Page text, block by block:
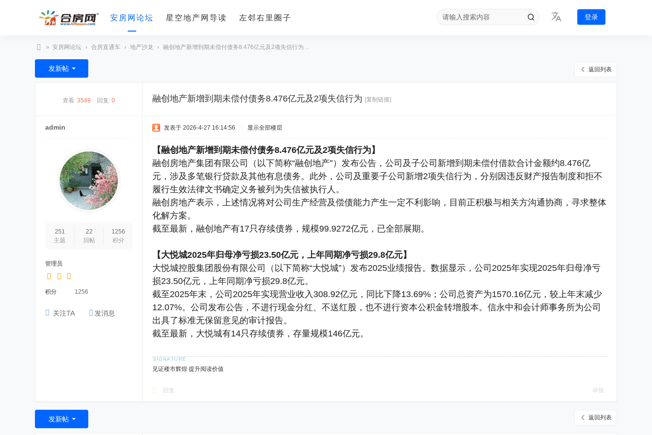
安房网论坛 星空地产网导读 左邻右里圈子 登录
合
房
» 安房网论坛 › 合房直通车 › 地产沙龙 › 融创地产新增到期未偿付债务8.476亿元及2项失信行为 ...
返回列表
发新帖
查看: 3549 回复: 0 融创地产新增到期未偿付债务8.476亿元及2项失信行为 [复制链接]
admin
251
主题
22
回帖
1256
积分
管理员
积分 1256
关注TA 发消息
发表于 2026-4-27 16:14:56 显示全部楼层
【融创地产新增到期未偿付债务8.476亿元及2项失信行为】
融创房地产集团有限公司（以下简称“融创地产”）发布公告，公司及子公司新增到期未偿付借款合计金额约8.476亿
元，涉及多笔银行贷款及其他有息债务。此外，公司及重要子公司新增2项失信行为，分别因违反财产报告制度和拒不
履行生效法律文书确定义务被列为失信被执行人。
融创房地产表示，上述情况将对公司生产经营及偿债能力产生一定不利影响，目前正积极与相关方沟通协商，寻求整体
化解方案。
截至最新，融创地产有17只存续债券，规模99.9272亿元，已全部展期。
【大悦城2025年归母净亏损23.50亿元，上年同期净亏损29.8亿元】
大悦城控股集团股份有限公司（以下简称“大悦城”）发布2025业绩报告。数据显示，公司2025年实现2025年归母净亏
损23.50亿元，上年同期净亏损29.8亿元。
截至2025年末，公司2025年实现营业收入308.92亿元，同比下降13.69%；公司总资产为1570.16亿元，较上年末减少
12.07%。公司发布公告，不进行现金分红、不送红股，也不进行资本公积金转增股本。信永中和会计师事务所为公司
出具了标准无保留意见的审计报告。
截至最新，大悦城有14只存续债券，存量规模146亿元。
见证楼市辉煌 提升阅读价值
回复 举报
返回列表
发新帖